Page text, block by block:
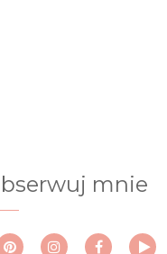
mnie